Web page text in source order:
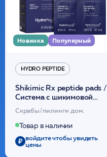
Новинка Популярный
HYDRO PEPTIDE
Shikimic Rx peptide pads /
Cистема с шикимовой
кислотой обновляющая
(30шт) /HP
Скрабы/пилинги дом.
Товар в наличии
войдите чтобы увидеть
цены